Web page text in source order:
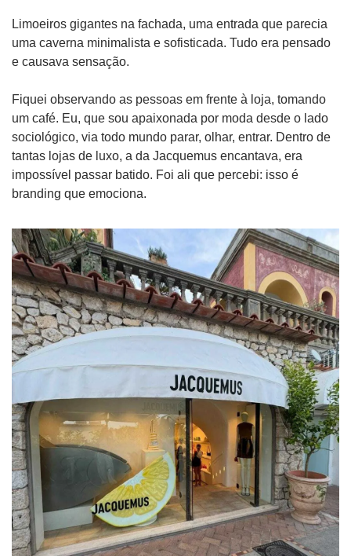
Limoeiros gigantes na fachada, uma entrada que parecia
uma caverna minimalista e sofisticada. Tudo era pensado
e causava sensação.
Fiquei observando as pessoas em frente à loja, tomando
um café. Eu, que sou apaixonada por moda desde o lado
sociológico, via todo mundo parar, olhar, entrar. Dentro de
tantas lojas de luxo, a da Jacquemus encantava, era
impossível passar batido. Foi ali que percebi: isso é
branding que emociona.